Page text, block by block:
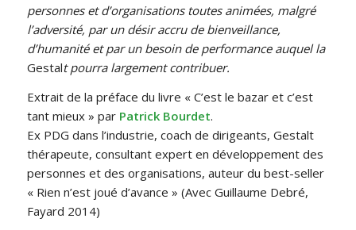
personnes et d’organisations toutes animées, malgré
l’adversité, par un désir accru de bienveillance,
d’humanité et par un besoin de performance auquel la
Gestalt pourra largement contribuer.
Extrait de la préface du livre « C’est le bazar et c’est
tant mieux » par Patrick Bourdet.
Ex PDG dans l’industrie, coach de dirigeants, Gestalt
thérapeute, consultant expert en développement des
personnes et des organisations, auteur du best-seller
« Rien n’est joué d’avance » (Avec Guillaume Debré,
Fayard 2014)